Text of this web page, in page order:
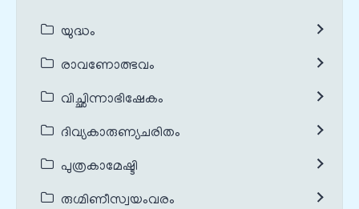
യുദ്ധം
രാവണോത്ഭവം
വിച്ഛിന്നാഭിഷേകം
ദിവ്യകാരുണ്യചരിതം
പുത്രകാമേഷ്ടി
രുഗ്മിണീസ്വയംവരം